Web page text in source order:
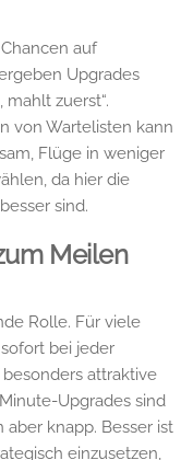
auf
Upgrades
zuerst“.
von Wartelisten kann
Flüge in weniger
da hier die
sind.
Meilen
Rolle. Für viele
bei jeder
attraktive
Upgrades sind
knapp. Besser ist
einzusetzen,